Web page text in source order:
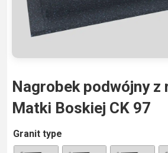
Nagrobek podwójny z
Matki Boskiej CK 97
Granit type
A
lt